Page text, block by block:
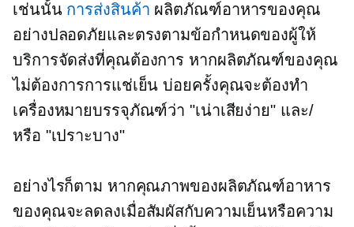
เช่นนั้น การส่งสินค้า ผลิตภัณฑ์อาหารของคุณ
อย่างปลอดภัยและตรงตามข้อกำหนดของผู้ให้
บริการจัดส่งที่คุณต้องการ หากผลิตภัณฑ์ของคุณ
ไม่ต้องการการแช่เย็น บ่อยครั้งคุณจะต้องทำ
เครื่องหมายบรรจุภัณฑ์ว่า "เน่าเสียง่าย" และ/
หรือ "เปราะบาง"
อย่างไรก็ตาม หากคุณภาพของผลิตภัณฑ์อาหาร
ของคุณจะลดลงเมื่อสัมผัสกับความเย็นหรือความ